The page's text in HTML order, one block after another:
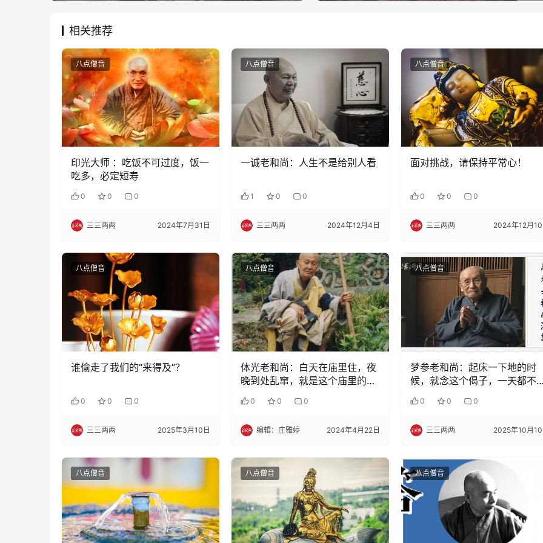
相关推荐
八点僧音
印光大师 ：吃饭不可过度，饭一
吃多，必定短寿
0 0 0
三三两两 2024年7月31日
八点僧音
一诚老和尚：人生不是给别人看
1 0 0
三三两两 2024年12月4日
八点僧音
面对挑战，请保持平常心！
0 0 0
三三两两 2024年12月
八点僧音
谁偷走了我们的“来得及”？
0 0 0
三三两两 2025年3月10日
八点僧音
体光老和尚：白天在庙里住，夜
晚到处乱窜，就是这个庙里的钱
0 0 0
编辑：庄雅婷 2024年4月22日
八点僧音
梦参老和尚：起床一下地的时
候，就念这个偈子，一天都不
0 0 0
三三两两 2025年10月
八点僧音 八点僧音 八点僧音